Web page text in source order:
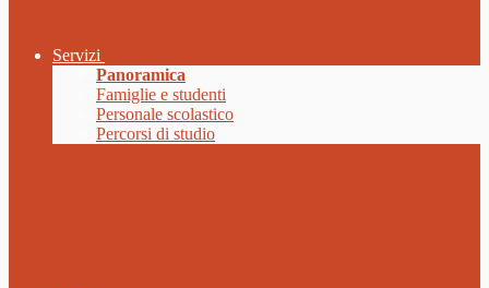
Servizi
Panoramica
Famiglie e studenti
Personale scolastico
Percorsi di studio